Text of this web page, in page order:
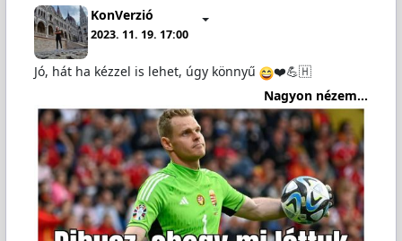
KonVerzió
2023. 11. 19. 17:00
Jó, hát ha kézzel is lehet, úgy könnyű
❤️💪🇭
Nagyon nézem...